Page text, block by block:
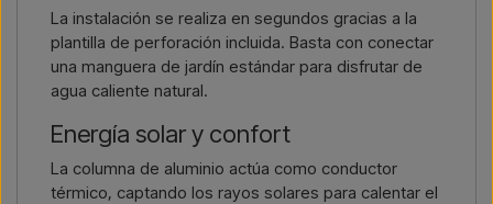
La instalación se realiza en segundos gracias a la
plantilla de perforación incluida. Basta con conectar
una manguera de jardín estándar para disfrutar de
agua caliente natural.
Energía solar y confort
La columna de aluminio actúa como conductor
térmico, captando los rayos solares para calentar el